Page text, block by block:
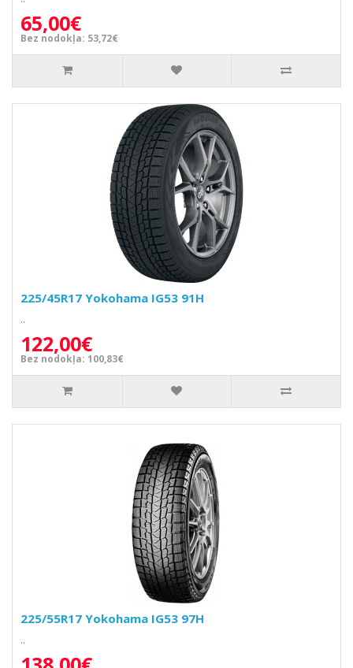
65,00€
Bez nodokļa: 53,72€
225/45R17 Yokohama IG53 91H
..
122,00€
Bez nodokļa: 100,83€
225/55R17 Yokohama IG53 97H
..